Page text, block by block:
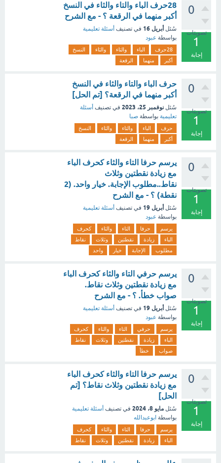
0
تصويتات
1
إجابة
28حرف الباء والتاء والثاء في النسخ
أكبر منهما في الرقعة ؟ - مع الشرح
سُئل أبريل 16 في تصنيف أسئلة تعليمية
بواسطة عبود
28حرف الباء والتاء والثاء
النسخ
أكبر
منهما الرقعة
0
تصويتات
1
إجابة
حرف الباء والتاء والثاء في النسخ
أكبر منهما في الرقعة؟ [تم الحل]
سُئل نوفمبر 25، 2023 في تصنيف أسئلة
تعليمية بواسطة صبا
حرف الباء والتاء والثاء
النسخ
أكبر
منهما الرقعة
0
تصويتات
1
إجابة
يرسم حرفا التاء والثاء كحرف الباء
مع زيادة نقطتين وثلاث
نقاط..مطلوب الإجابة. خيار واحد. (2
نقطة) ؟ - مع الشرح
سُئل أبريل 19 في تصنيف أسئلة تعليمية
بواسطة عبود
يرسم حرفا التاء والثاء
كحرف
الباء
زيادة نقطتين وثلاث
نقاط
مطلوب
الإجابة خيار واحد
0
تصويتات
1
إجابة
يرسم حرفي التاء والثاء كحرف الباء
مع زيادة نقطتين وثلاث نقاط.
صواب خطأ. ؟ - مع الشرح
سُئل أبريل 19 في تصنيف أسئلة تعليمية
بواسطة عبود
يرسم حرفي التاء والثاء
كحرف
الباء
زيادة نقطتين وثلاث
نقاط
صواب
خطأ
0
تصويتات
1
إجابة
يرسم حرفا التاء والثاء كحرف الباء
مع زيادة نقطتين وثلاث نقاط؟ [تم
الحل]
سُئل مايو 8، 2024 في تصنيف أسئلة تعليمية
بواسطة ابوعبدالله
يرسم حرفا التاء والثاء
كحرف
الباء
زيادة نقطتين وثلاث نقاط